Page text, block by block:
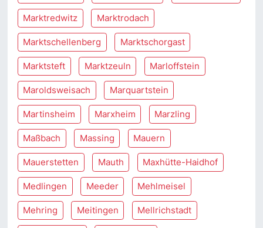
Marktredwitz Marktrodach
Marktschellenberg Marktschorgast
Marktsteft Marktzeuln Marloffstein
Maroldsweisach Marquartstein
Martinsheim Marxheim Marzling
Maßbach Massing Mauern
Mauerstetten Mauth Maxhütte-Haidhof
Medlingen Meeder Mehlmeisel
Mehring Meitingen Mellrichstadt